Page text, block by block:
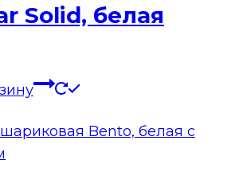
Solid, белая